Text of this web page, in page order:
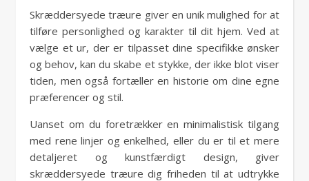
Skræddersyede træure giver en unik mulighed for at
tilføre personlighed og karakter til dit hjem. Ved at
vælge et ur, der er tilpasset dine specifikke ønsker
og behov, kan du skabe et stykke, der ikke blot viser
tiden, men også fortæller en historie om dine egne
præferencer og stil.
Uanset om du foretrækker en minimalistisk tilgang
med rene linjer og enkelhed, eller du er til et mere
detaljeret og kunstfærdigt design, giver
skræddersyede træure dig friheden til at udtrykke